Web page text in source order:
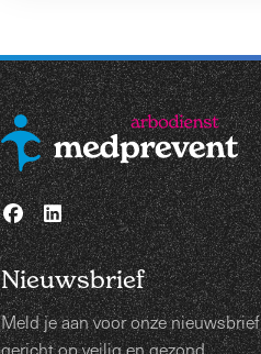
Nieuwsbrief
Meld je aan voor onze nieuwsbrief
gericht op veilig en gezond